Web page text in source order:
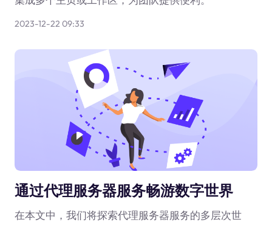
2023-12-22 09:33
通过代理服务器服务畅游数字世界
在本文中，我们将探索代理服务器服务的多层次世